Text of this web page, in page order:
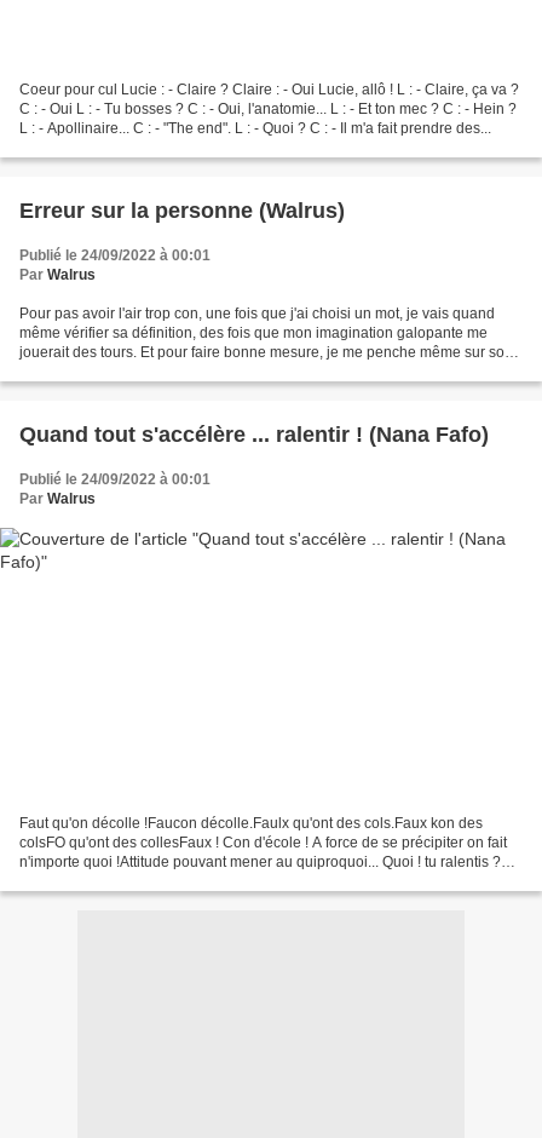
Coeur pour cul Lucie : - Claire ? Claire : - Oui Lucie, allô ! L : - Claire, ça va ?
C : - Oui L : - Tu bosses ? C : - Oui, l'anatomie... L : - Et ton mec ? C : - Hein ?
L : - Apollinaire... C : - "The end". L : - Quoi ? C : - Il m'a fait prendre des...
Erreur sur la personne (Walrus)
Publié le 24/09/2022 à 00:01
Par Walrus
Pour pas avoir l'air trop con, une fois que j'ai choisi un mot, je vais quand
même vérifier sa définition, des fois que mon imagination galopante me
jouerait des tours. Et pour faire bonne mesure, je me penche même sur son
Quand tout s'accélère ... ralentir ! (Nana Fafo)
Publié le 24/09/2022 à 00:01
Par Walrus
Faut qu'on décolle !Faucon décolle.Faulx qu'ont des cols.Faux kon des
colsFO qu'ont des collesFaux ! Con d'école ! A force de se précipiter on fait
n'importe quoi !Attitude pouvant mener au quiproquoi... Quoi ! tu ralentis ?